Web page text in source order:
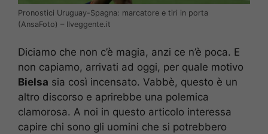
Pronostici Uruguay-Spagna: marcatore e tiri in porta
(AnsaFoto) – Ilveggente.it
Diciamo che non c’è magia, anzi ce n’è poca. E
non capiamo, arrivati ad oggi, per quale motivo
Bielsa sia così incensato. Vabbè, questo è un
altro discorso e aprirebbe una polemica
clamorosa. A noi in questo articolo interessa
capire chi sono gli uomini che si potrebbero